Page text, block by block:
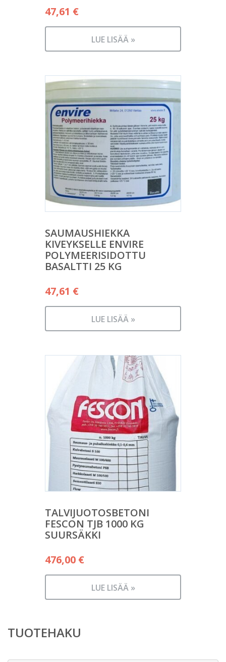
47,61 €
LUE LISÄÄ »
SAUMAUSHIEKKA
KIVEYKSELLE ENVIRE
POLYMEERISIDOTTU
BASALTTI 25 KG
47,61 €
LUE LISÄÄ »
TALVIJUOTOSBETONI
FESCON TJB 1000 KG
SUURSÄKKI
476,00 €
LUE LISÄÄ »
TUOTEHAKU